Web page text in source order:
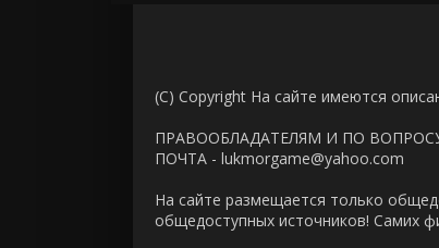
(C) Copyright На сайте имеются
ПРАВООБЛАДАТЕЛЯМ И ПО
ПОЧТА - lukmorgame@yahoo.com
На сайте размещается только
общедоступных источников! Самих